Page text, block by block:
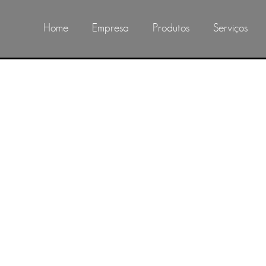
Home Empresa Produtos Serviços